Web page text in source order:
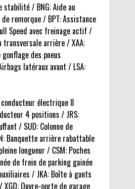
stabilité / BNG: Aide au
remorque / BPT: Assistance
Speed avec freinage actif /
arrière / XAA:
des pneus
latéraux avant / LSA:
électrique 8
4 positions / JRS:
/ SUD: Colonne de
Banquette arrière rabattable
longueur / CSM: Poches
de frein de parking gainée
/ JKA: Boîte à gants
Ouvre-porte de garage